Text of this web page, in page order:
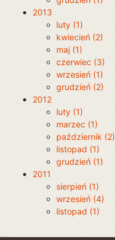
2013
luty (1)
kwiecień (2)
maj (1)
czerwiec (3)
wrzesień (1)
grudzień (2)
2012
luty (1)
marzec (1)
październik (2)
listopad (1)
grudzień (1)
2011
sierpień (1)
wrzesień (4)
listopad (1)